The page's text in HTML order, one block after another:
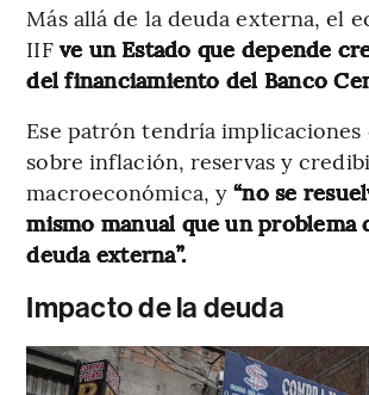
Más allá de la deuda externa, el
IIF ve un Estado que depende
del financiamiento del Banco
Ese patrón tendría implicaciones
sobre inflación, reservas y
macroeconómica, y“no se
mismo manual que un problema
deuda externa”.
Impacto de la deuda